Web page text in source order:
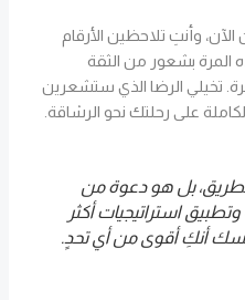
وأنتِ تلاحظين الأرقام
المرة بشعور من الثقة
تخيلي الرضا الذي ستشعرين
على رحلتك نحو الرشاقة.
بل هو دعوة من
استراتيجيات أكثر
أنكِ أقوى من أي تحدٍ.